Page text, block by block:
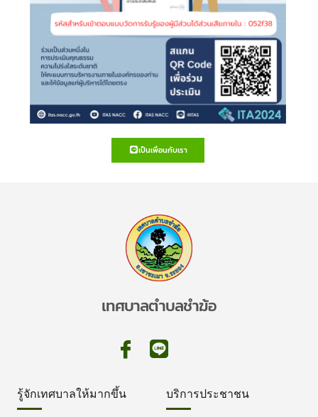
เป็นเพื่อนกับเรา
เทศบาลตำบลชำฆ้อ
รู้จักเทศบาลให้มากขึ้น บริการประชาชน